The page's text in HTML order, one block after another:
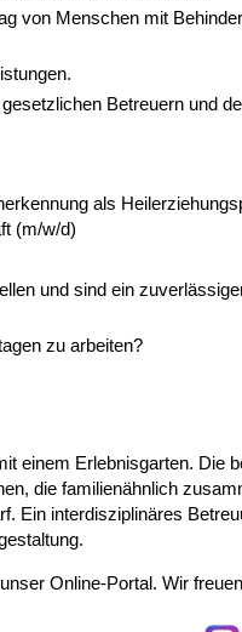
von Menschen mit
Betreuern und
als
(m/w/d)
und sind ein
zu arbeiten?
einem Erlebnisgarten. Die
die familienähnlich
Ein interdisziplinäres
Online-Portal. Wir